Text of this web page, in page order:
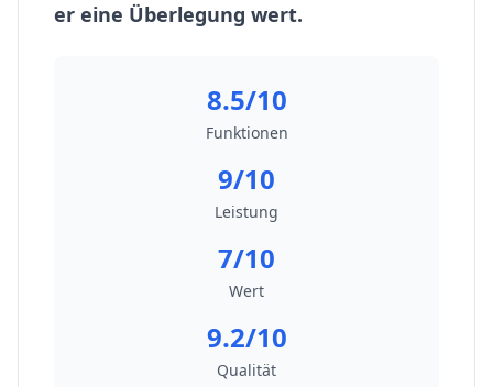
er eine Überlegung wert.
8.5/10
Funktionen
9/10
Leistung
7/10
Wert
9.2/10
Qualität